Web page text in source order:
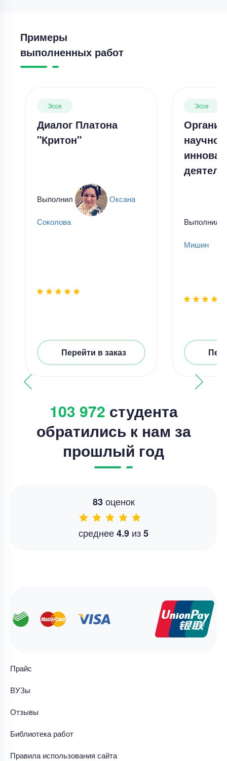
Примеры
выполненных работ
Эссе
Диалог Платона
"Критон"
Выполнил Оксана
Соколова
Перейти в заказ
Эссе
Выполнил
Мишин
103 972 студента
обратились к нам за
прошлый год
83оценок
среднее4.9 из5
Прайс
ВУЗы
Отзывы
Библиотека работ
Правила использования сайта